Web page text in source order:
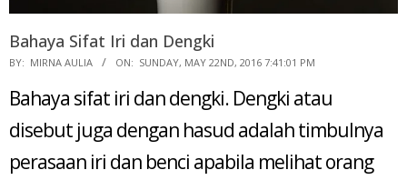
Bahaya Sifat Iri dan Dengki
2016-
22
BY: MIRNA AULIA ON: SUNDAY, MAY 22ND, 2016 7:41:01 PM
Bahaya sifat iri dan dengki. Dengki atau
disebut juga dengan hasud adalah timbulnya
perasaan iri dan benci apabila melihat orang